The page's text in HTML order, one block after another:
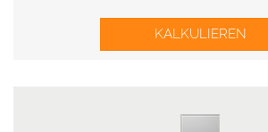
KALKULIEREN